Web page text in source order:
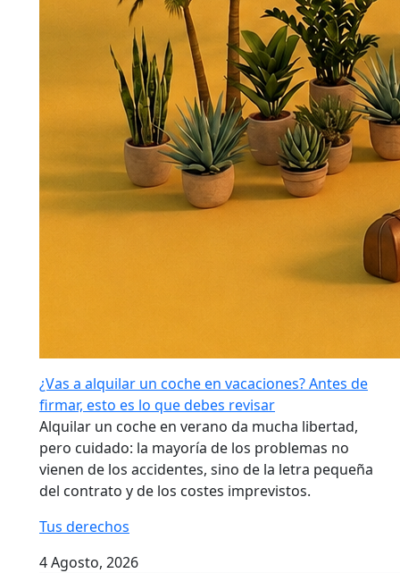
¿Vas a alquilar un coche en vacaciones? Antes de
firmar, esto es lo que debes revisar
Alquilar un coche en verano da mucha libertad,
pero cuidado: la mayoría de los problemas no
vienen de los accidentes, sino de la letra pequeña
del contrato y de los costes imprevistos.
Tus derechos
4 Agosto, 2026